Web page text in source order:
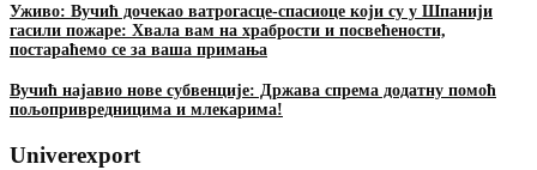
Уживо: Вучић дочекао ватрогасце-спасиоце који су у Шпанији
гасили пожаре: Хвала вам на храбрости и посвећености,
постараћемо се за ваша примања
Вучић најавио нове субвенције: Држава спрема додатну помоћ
пољопривредницима и млекарима!
Univerexport